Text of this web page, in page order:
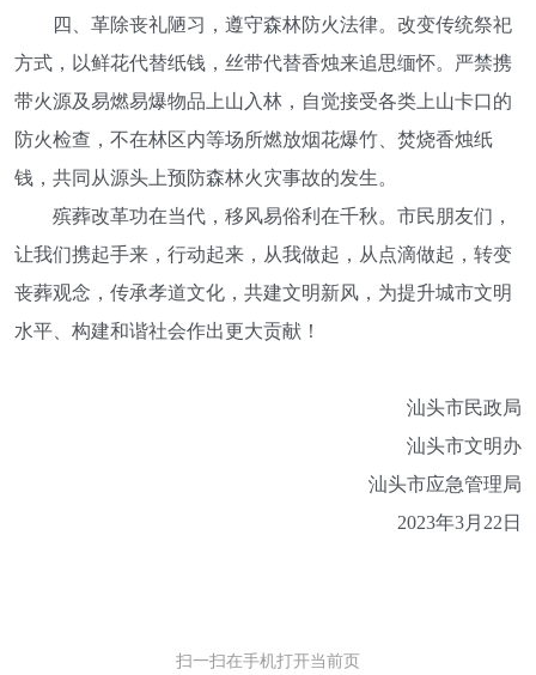
四、革除丧礼陋习，遵守森林防火法律。 改变传统祭祀
方式，以鲜花代替纸钱，丝带代替香烛来追思缅怀。严禁携
带火源及易燃易爆物品上山入林，自觉接受各类上山卡口的
防火检查，不在林区内等场所燃放烟花爆竹、焚烧香烛纸
钱，共同从源头上预防森林火灾事故的发生。
殡葬改革功在当代，移风易俗利在千秋。市民朋友们，
让我们携起手来，行动起来，从我做起，从点滴做起，转变
丧葬观念，传承孝道文化，共建文明新风，为提升城市文明
水平、构建和谐社会作出更大贡献！
汕头市民政局
汕头市文明办
汕头市应急管理局
2023年3月22日
扫一扫在手机打开当前页